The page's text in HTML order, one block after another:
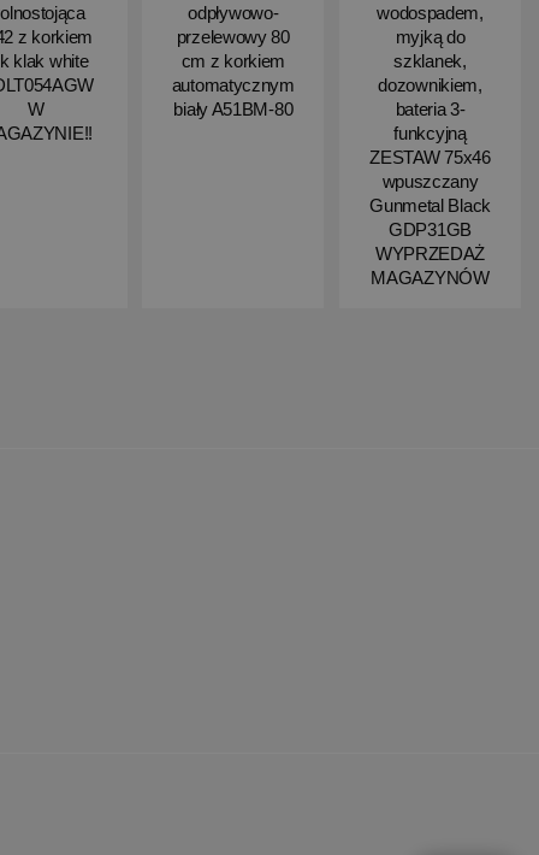
z korkiem
klak white
W
odpływowo-
przelewowy 80
cm z korkiem
automatycznym
biały A51BM-80
wodospadem,
myjką do
szklanek,
dozownikiem,
bateria 3-
funkcyjną
ZESTAW 75x46
wpuszczany
Gunmetal Black
GDP31GB
WYPRZEDAŻ
MAGAZYNÓW